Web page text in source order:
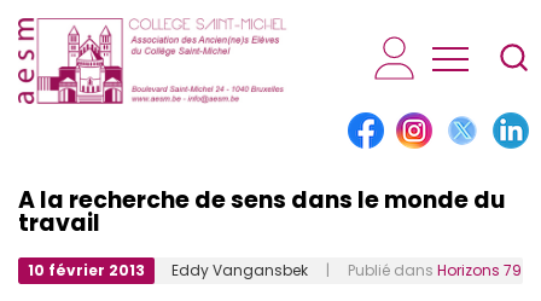
AESM...
A la recherche de sens dans le monde du
travail
10 février 2013 Eddy Vangansbek | Publié dans Horizons 79